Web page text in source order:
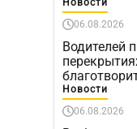
Новости
06.08.2026
Водителей
Новости
06.08.2026